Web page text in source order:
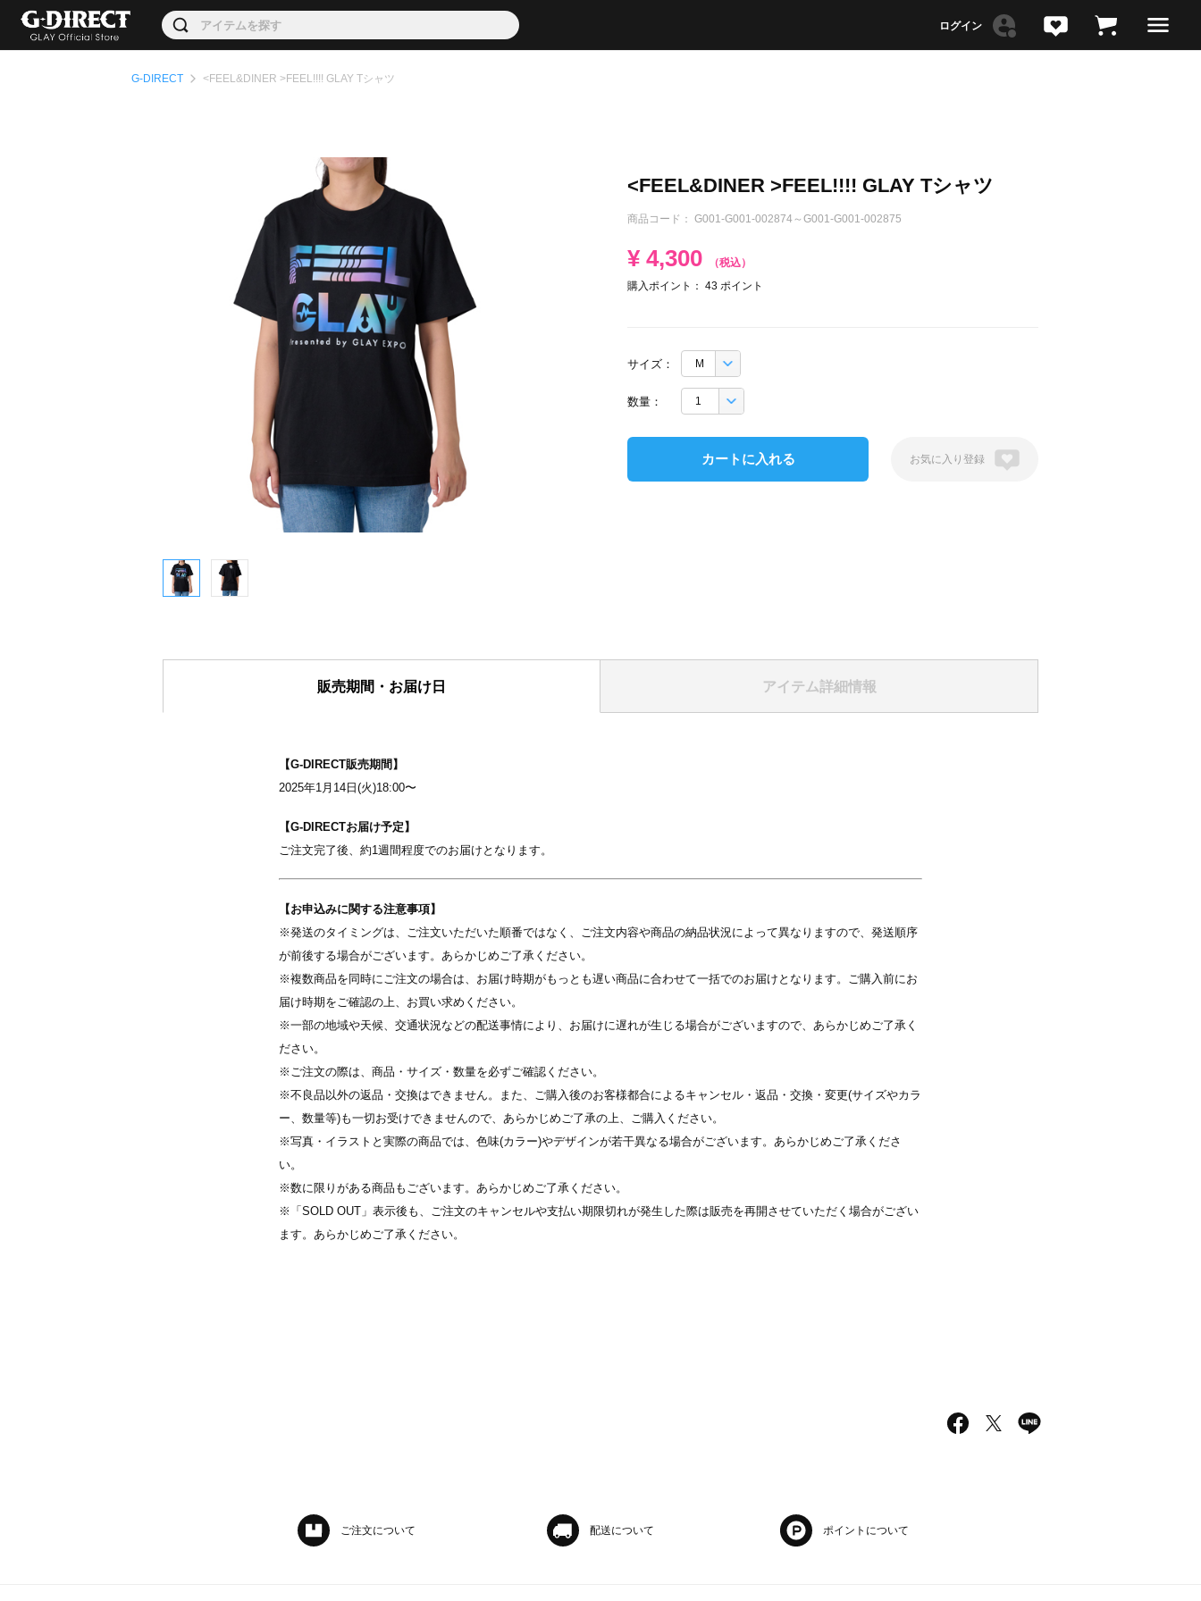
G-DIRECT <FEEL&DINER >FEEL!!!! GLAY Tシャツ
<FEEL&DINER >FEEL!!!! GLAY Tシャツ
商品コード： G001-G001-002874～G001-G001-002875
¥ 4,300
（税込）
購入ポイント： 43 ポイント
サイズ：
数量：
カートに入れる 登録
販売期間・お届け日 アイテム詳細情報
【G-DIRECT販売期間】
2025年1月14日(火)18:00〜
【G-DIRECTお届け予定】
ご注文完了後、約1週間程度でのお届けとなります。
【お申込みに関する注意事項】
※発送のタイミングは、ご注文いただいた順番ではなく、ご注文内容や商品の納品状況によって異なりますので、発送順序
が前後する場合がございます。あらかじめご了承ください。
※複数商品を同時にご注文の場合は、お届け時期がもっとも遅い商品に合わせて一括でのお届けとなります。ご購入前にお
届け時期をご確認の上、お買い求めください。
※一部の地域や天候、交通状況などの配送事情により、お届けに遅れが生じる場合がございますので、あらかじめご了承く
ださい。
※ご注文の際は、商品・サイズ・数量を必ずご確認ください。
※不良品以外の返品・交換はできません。また、ご購入後のお客様都合によるキャンセル・返品・交換・変更(サイズやカラ
ー、数量等)も一切お受けできませんので、あらかじめご了承の上、ご購入ください。
※写真・イラストと実際の商品では、色味(カラー)やデザインが若干異なる場合がございます。あらかじめご了承くださ
い。
※数に限りがある商品もございます。あらかじめご了承ください。
※「SOLD OUT」表示後も、ご注文のキャンセルや支払い期限切れが発生した際は販売を再開させていただく場合がござい
ます。あらかじめご了承ください。
ご注文について 配送について ポイントについて
写真を選択
※ 写真は配置後も変更できます
表紙
写真を選択
※ 写真は配置後も変更できます
写真を選択